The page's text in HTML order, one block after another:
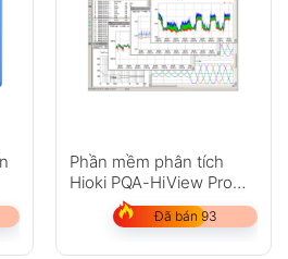
Phần mềm phân tích
Hioki PQA-HiView Pro
9624-50
Đã bán 93